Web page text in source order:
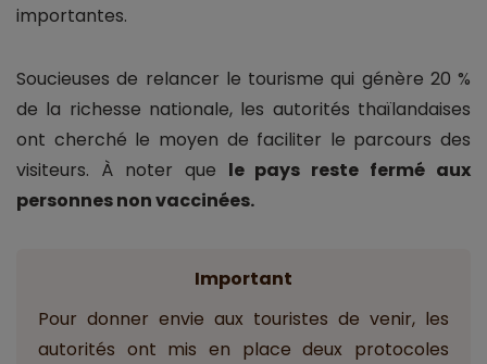
importantes.
Soucieuses de relancer le tourisme qui génère 20 %
de la richesse nationale, les autorités thaïlandaises
ont cherché le moyen de faciliter le parcours des
visiteurs. À noter que le pays reste fermé aux
personnes non vaccinées.
Important
Pour donner envie aux touristes de venir, les
autorités ont mis en place deux protocoles